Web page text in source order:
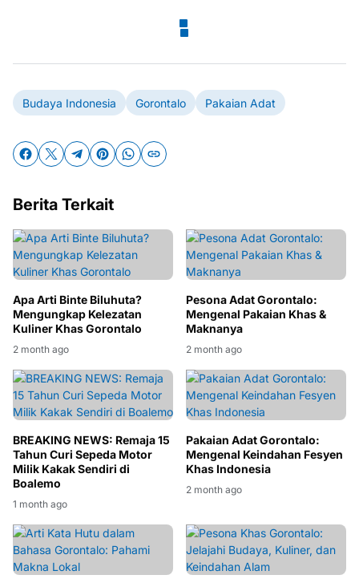
Budaya Indonesia Gorontalo Pakaian Adat
Berita Terkait
Apa Arti Binte Biluhuta?
Mengungkap Kelezatan
Kuliner Khas Gorontalo
2 month ago
Pesona Adat Gorontalo:
Mengenal Pakaian Khas &
Maknanya
2 month ago
BREAKING NEWS: Remaja 15
Tahun Curi Sepeda Motor
Milik Kakak Sendiri di
Boalemo
1 month ago
Pakaian Adat Gorontalo:
Mengenal Keindahan Fesyen
Khas Indonesia
2 month ago